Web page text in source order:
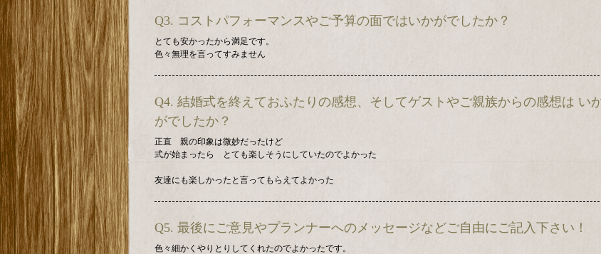
Q3. コストパフォーマンスやご予算の面ではいかがでしたか？
とても安かったから満足です。
色々無理を言ってすみません
Q4. 結婚式を終えておふたりの感想、そしてゲストやご親族からの感想は い
がでしたか？
正直 親の印象は微妙だったけど
式が始まったら とても楽しそうにしていたのでよかった
友達にも楽しかったと言ってもらえてよかった
Q5. 最後にご意見やプランナーへのメッセージなどご自由にご記入下さい！
色々細かくやりとりしてくれたのでよかったです。